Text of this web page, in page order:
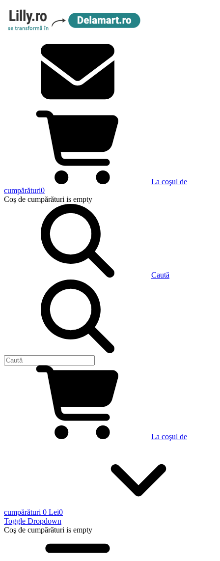
La coşul de
cumpărături0
Coş de cumpărături is empty
Caută
La coşul de
cumpărături 0 Lei0
Toggle Dropdown
Coş de cumpărături is empty